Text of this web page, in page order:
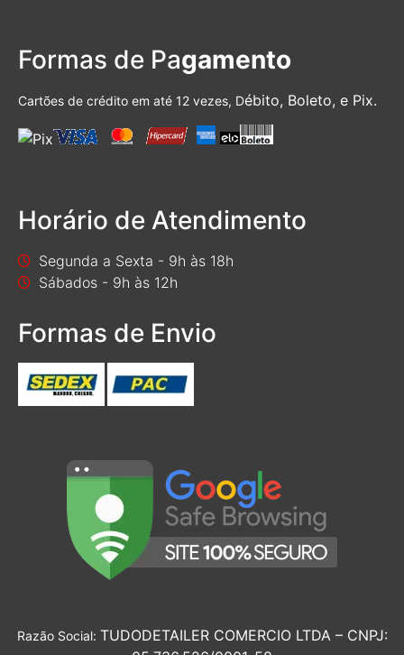
Formas de Pagamento
Cartões de crédito em até 12 vezes, Débito, Boleto, e Pix.
Horário de Atendimento
Segunda a Sexta - 9h às 18h
Sábados - 9h às 12h
Formas de Envio
Razão Social: TUDODETAILER COMERCIO LTDA – CNPJ: